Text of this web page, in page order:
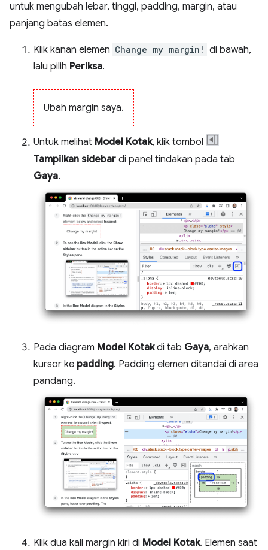
untuk mengubah lebar, tinggi, padding, margin, atau
panjang batas elemen.
Klik kanan elemen Change my margin! di bawah,
lalu pilih Periksa.
Ubah margin saya.
Untuk melihat Model Kotak, klik tombol
Tampilkan sidebar di panel tindakan pada tab
Gaya.
Pada diagram Model Kotakdi tab Gaya, arahkan
kursor ke padding. Padding elemen ditandai di area
pandang.
Klik dua kali margin kiri di Model Kotak. Elemen saat